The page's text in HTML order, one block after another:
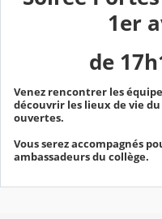
1er
de
Venez rencontrer les
découvrir les lieux de vie
ouvertes.
Vous serez accompagnés
ambassadeurs du collège.